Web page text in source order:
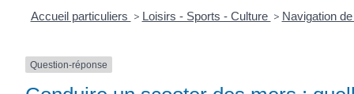
Accueil particuliers > Loisirs - Sports - Culture > Navigation
Question-réponse